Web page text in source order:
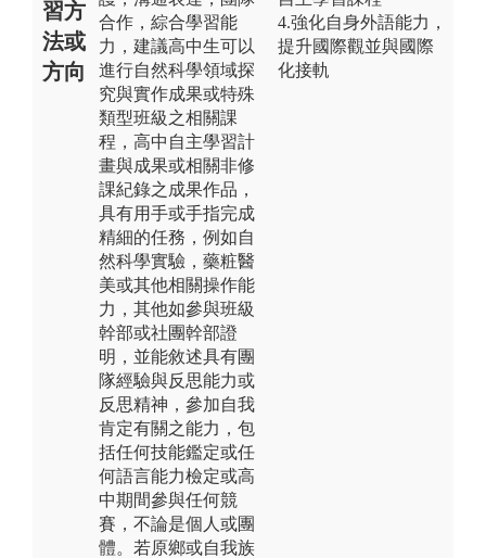
習方
法或
方向
合作，綜合學習能
力，建議高中生可以
進行自然科學領域探
究與實作成果或特殊
類型班級之相關課
程，高中自主學習計
畫與成果或相關非修
課紀錄之成果作品，
具有用手或手指完成
精細的任務，例如自
然科學實驗，藥粧醫
美或其他相關操作能
力，其他如參與班級
幹部或社團幹部證
明，並能敘述具有團
隊經驗與反思能力或
反思精神，參加自我
肯定有關之能力，包
括任何技能鑑定或任
何語言能力檢定或高
中期間參與任何競
賽，不論是個人或團
體。若原鄉或自我族
4.強化自身外語能力，
提升國際觀並與國際
化接軌